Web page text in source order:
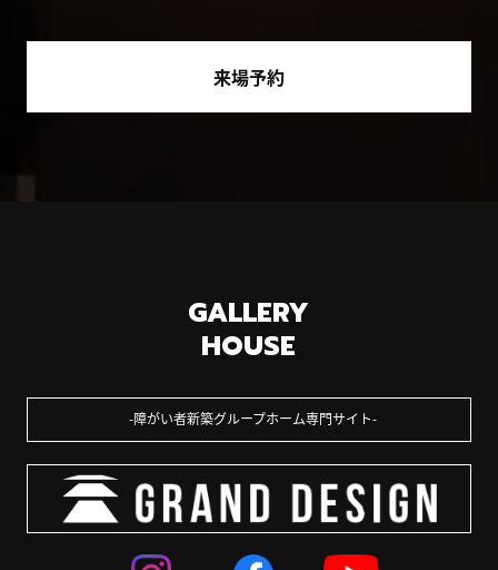
来場予約
GALLERY
HOUSE
障がい者新築グループホーム専門サイト